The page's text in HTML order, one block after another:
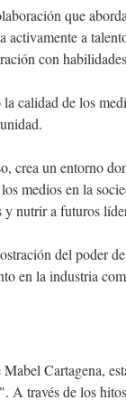
que
activamente a
con
calidad de los
un entorno
medios en la
y nutrir a futuros
del poder
en la industria
Mabel Cartagena,
A través de los